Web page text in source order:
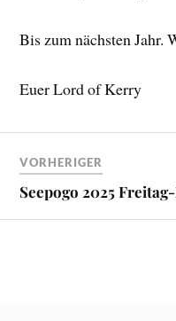
Bis zum nächsten Jahr.
Euer Lord of Kerry
VORHERIGER
Seepogo 2025